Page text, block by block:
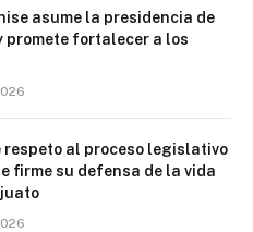
asume la presidencia de
promete fortalecer a los
respeto al proceso legislativo
firme su defensa de la vida